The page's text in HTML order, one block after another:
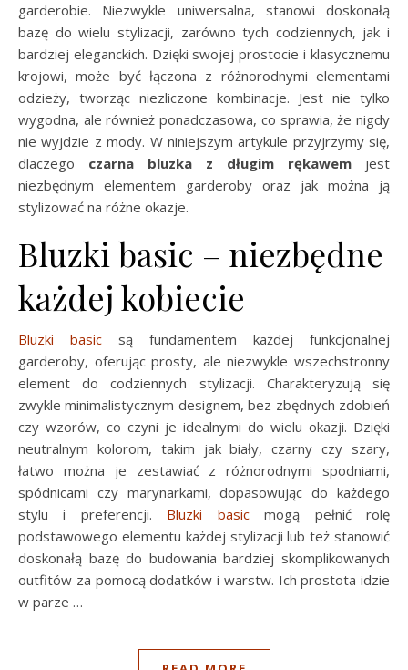
garderobie. Niezwykle uniwersalna, stanowi doskonałą
bazę do wielu stylizacji, zarówno tych codziennych, jak i
bardziej eleganckich. Dzięki swojej prostocie i klasycznemu
krojowi, może być łączona z różnorodnymi elementami
odzieży, tworząc niezliczone kombinacje. Jest nie tylko
wygodna, ale również ponadczasowa, co sprawia, że nigdy
nie wyjdzie z mody. W niniejszym artykule przyjrzymy się,
dlaczego czarna bluzka z długim rękawem jest
niezbędnym elementem garderoby oraz jak można ją
stylizować na różne okazje.
Bluzki basic – niezbędne
każdej kobiecie
Bluzki basic są fundamentem każdej funkcjonalnej
garderoby, oferując prosty, ale niezwykle wszechstronny
element do codziennych stylizacji. Charakteryzują się
zwykle minimalistycznym designem, bez zbędnych zdobień
czy wzorów, co czyni je idealnymi do wielu okazji. Dzięki
neutralnym kolorom, takim jak biały, czarny czy szary,
łatwo można je zestawiać z różnorodnymi spodniami,
spódnicami czy marynarkami, dopasowując do każdego
stylu i preferencji. Bluzki basicmogą pełnić rolę
podstawowego elementu każdej stylizacji lub też stanowić
doskonałą bazę do budowania bardziej skomplikowanych
outfitów za pomocą dodatków i warstw. Ich prostota idzie
w parze …